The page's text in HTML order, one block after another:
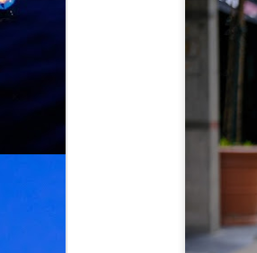
dengan mempersembahkan "Aku
Level Lain", sebuah karya yang
tempatan.
Vera Level", single kedua
dilancarkan, "Mr. Crorepati".